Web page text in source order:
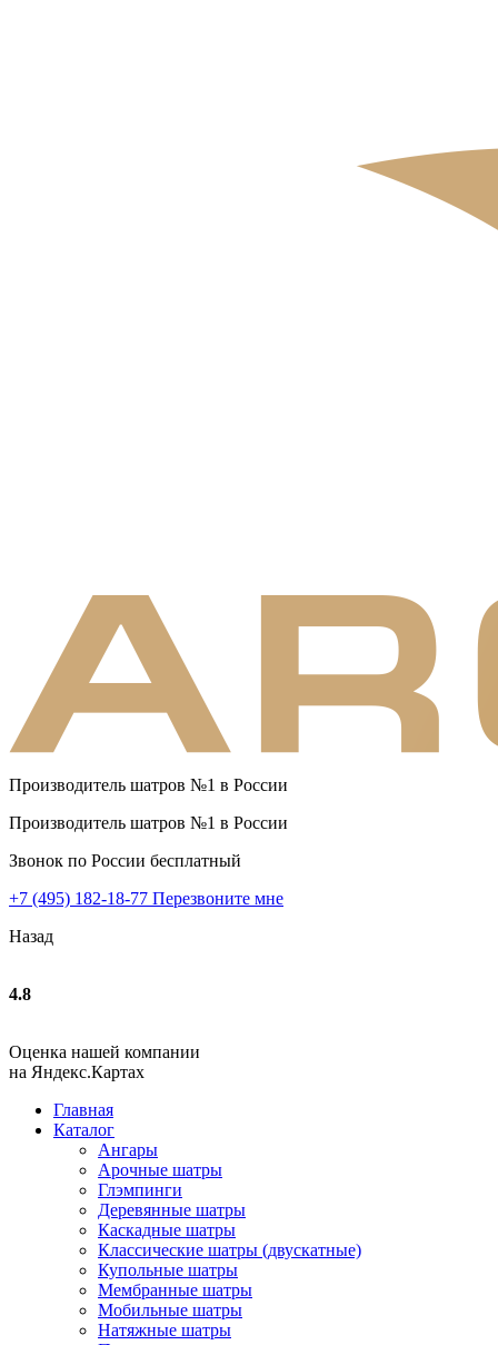
Производитель шатров №1 в России
Производитель шатров №1 в России
Звонок по России бесплатный
+7 (495) 182-18-77 Перезвоните мне
Назад
4.8
Оценка нашей компании
на Яндекс.Картах
Главная
Каталог
Ангары
Арочные шатры
Глэмпинги
Деревянные шатры
Каскадные шатры
Классические шатры (двускатные)
Купольные шатры
Мембранные шатры
Мобильные шатры
Натяжные шатры